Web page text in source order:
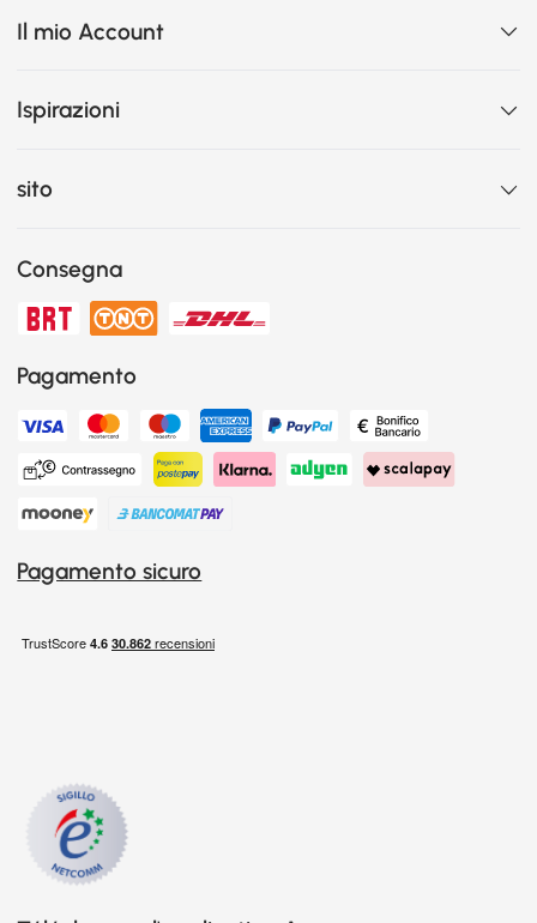
Il mio Account
Ispirazioni
sito
Consegna
Pagamento
Pagamento sicuro